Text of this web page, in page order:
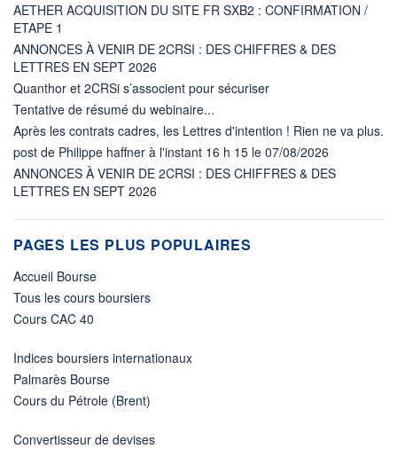
AETHER ACQUISITION DU SITE FR SXB2 : CONFIRMATION /
ETAPE 1
ANNONCES À VENIR DE 2CRSI : DES CHIFFRES & DES
LETTRES EN SEPT 2026
Quanthor et 2CRSi s’associent pour sécuriser
Tentative de résumé du webinaire...
Après les contrats cadres, les Lettres d'intention ! Rien ne va plus.
post de Philippe haffner à l'instant 16 h 15 le 07/08/2026
ANNONCES À VENIR DE 2CRSI : DES CHIFFRES & DES
LETTRES EN SEPT 2026
PAGES LES PLUS POPULAIRES
Accueil Bourse
Tous les cours boursiers
Cours CAC 40
Indices boursiers internationaux
Palmarès Bourse
Cours du Pétrole (Brent)
Convertisseur de devises